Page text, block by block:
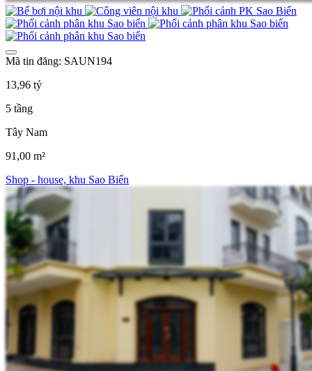
Mã tin đăng: SAUN194
13,96 tỷ
5 tầng
Tây Nam
91,00 m²
Shop - house, khu Sao Biển